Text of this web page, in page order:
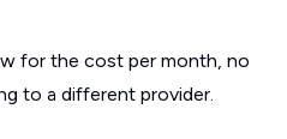
for the cost per month, no
to a different provider.